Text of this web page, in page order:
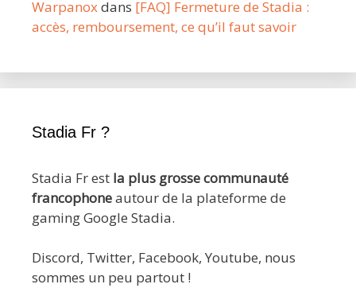
Warpanoxdans [FAQ] Fermeture de Stadia :
accès, remboursement, ce qu’il faut savoir
Stadia Fr ?
Stadia Fr est la plus grosse communauté
francophoneautour de la plateforme de
gaming Google Stadia.
Discord, Twitter, Facebook, Youtube, nous
sommes un peu partout !